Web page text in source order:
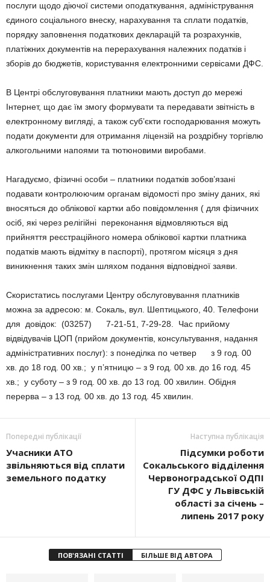
послуги щодо діючої системи оподаткування, адміністрування
єдиного соціального внеску, нарахування та сплати податків,
порядку заповнення податкових декларацій та розрахунків,
платіжних документів на перерахування належних податків і
зборів до бюджетів, користування електронними сервісами ДФС.
В Центрі обслуговування платники мають доступ до мережі
Інтернет, що дає їм змогу формувати та передавати звітність в
електронному вигляді, а також суб’єкти господарювання можуть
подати документи для отримання ліцензій на роздрібну торгівлю
алкогольними напоями та тютюновими виробами.
Нагадуємо, фізичні особи – платники податків зобов’язані
подавати контролюючим органам відомості про зміну даних, які
вносяться до облікової картки або повідомлення ( для фізичних
осіб, які через релігійні переконання відмовляються від
прийняття реєстраційного номера облікової картки платника
податків мають відмітку в паспорті), протягом місяця з дня
виникнення таких змін шляхом подання відповідної заяви.
Скористатись послугами Центру обслуговування платників
можна за адресою: м. Сокаль, вул. Шептицького, 40. Телефони
для довідок: (03257) 7-21-51, 7-29-28. Час прийому
відвідувачів ЦОП (прийом документів, консультування, надання
адміністративних послуг): з понеділка по четвер з 9 год. 00
хв. до 18 год. 00 хв.; у п’ятницю – з 9 год. 00 хв. до 16 год. 45
хв.; у суботу – з 9 год. 00 хв. до 13 год. 00 хвилин. Обідня
перерва – з 13 год. 00 хв. до 13 год. 45 хвилин.
Попередні публікації
Учасники АТО
звільняються від сплати
земельного податку
Наступна публікація
Підсумки роботи
Cокальського відділення
Червоноградської ОДПІ
ГУ ДФС у Львівській
області за січень –
липень 2017 року
ПОВ'ЯЗАНІ СТАТТІ БІЛЬШЕ ВІД АВТОРА